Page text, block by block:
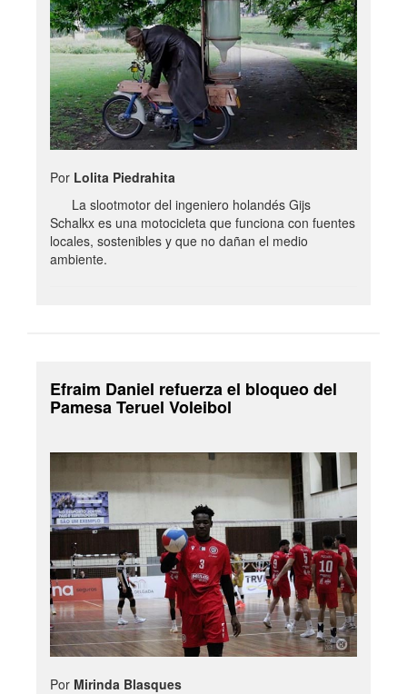
Por Lolita Piedrahita
La slootmotor del ingeniero holandés Gijs
Schalkx es una motocicleta que funciona con fuentes
locales, sostenibles y que no dañan el medio
ambiente.
Efraim Daniel refuerza el bloqueo del
Pamesa Teruel Voleibol
Por Mirinda Blasques